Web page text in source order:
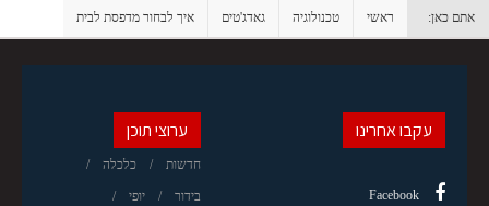
אתם כאן: ראשי טכנולוגיה גאדג'טים איך לבחור מדפסת לבית
ערוצי תוכן
חדשות כלכלה
בידור יופי
עקבו אחרינו
Facebook